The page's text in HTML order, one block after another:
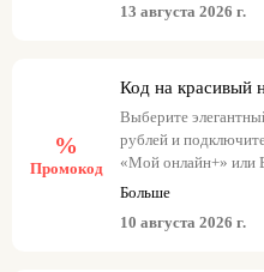
номеров с
goldkazan1 с
13 августа 2026 г.
%
Промокод
Код на красивый
Выберите
рублей и
«Мой онлайн+» или
заказа введите
«Везде онлайн» goldkrasnodar с тарифом «Мой
Больше
10 августа 2026 г.